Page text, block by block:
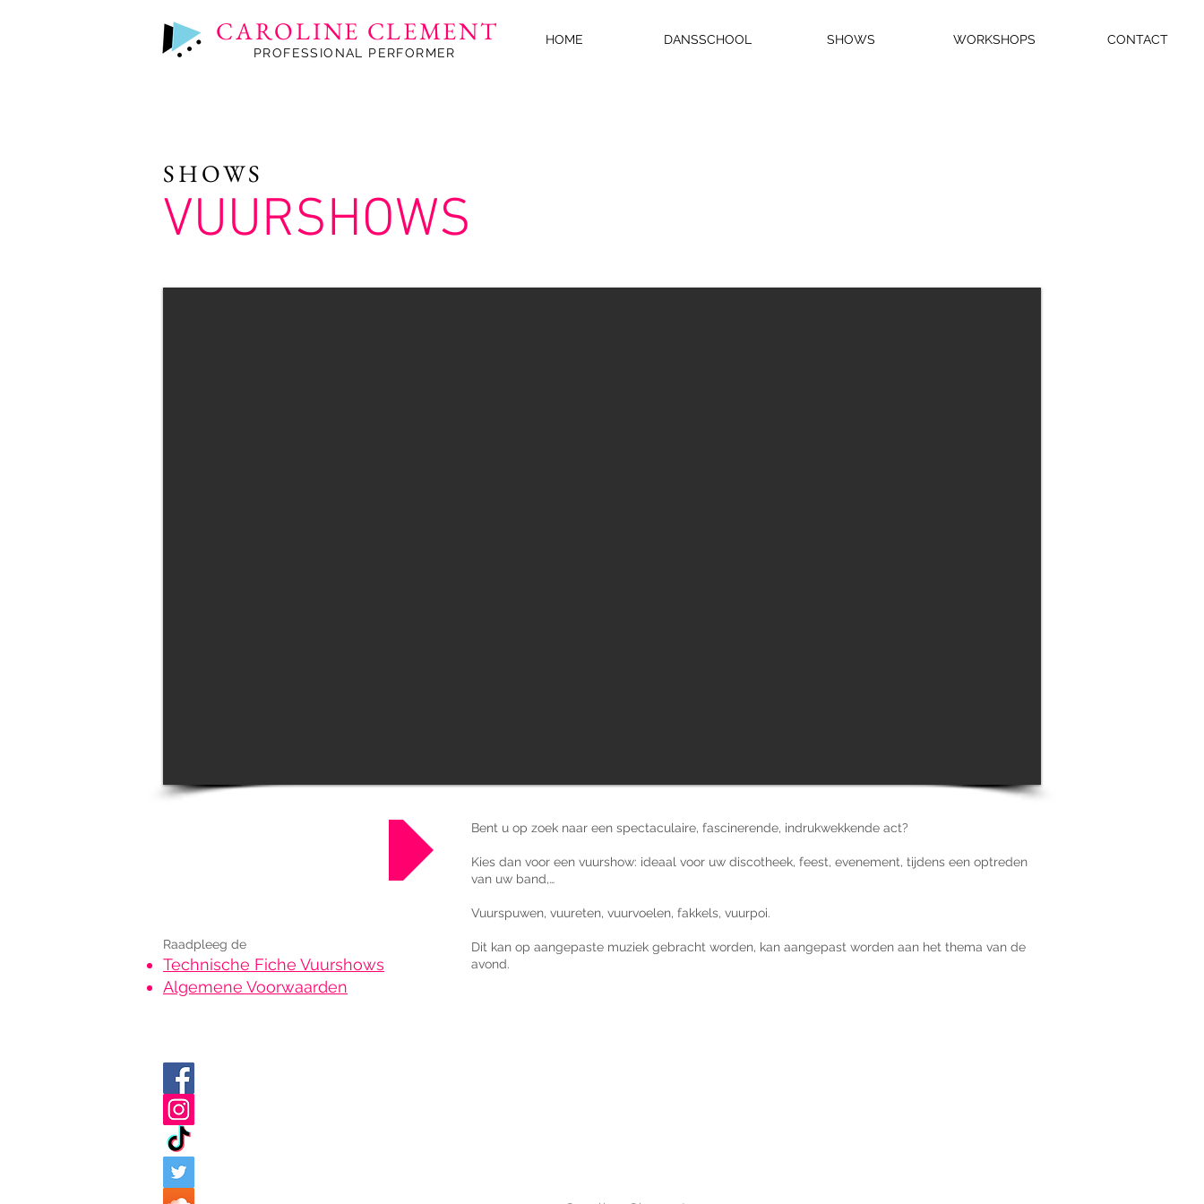
HOME DANSSCHOOL SHOWS WORKSHOPS
CONTACT
PROFESSIONAL PERFORMER
CAROLINE CLEMENT
SHOWS
VUURSHOWS
Raadpleeg de
Technische Fiche Vuurshows
Algemene Voorwaarden
Bent u op zoek naar een spectaculaire, fascinerende, indrukwekkende act?
Kies dan voor een vuurshow: ideaal voor uw discotheek, feest, evenement, tijdens een optreden
van uw band,…
Vuurspuwen, vuureten, vuurvoelen, fakkels, vuurpoi.
Dit kan op aangepaste muziek gebracht worden, kan aangepast worden aan het thema van de
avond.